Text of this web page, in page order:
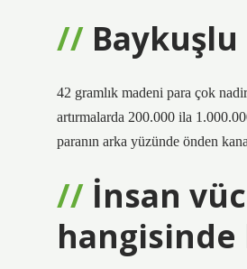
Baykuşlu
42 gramlık madeni para çok
artırmalarda 200.000 ila
paranın arka yüzünde önden
İnsan